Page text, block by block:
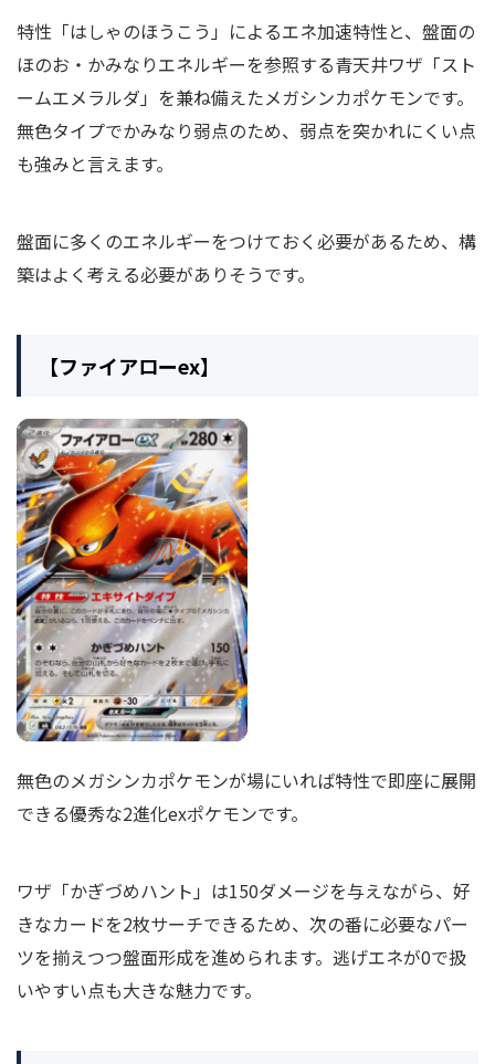
特性「はしゃのほうこう」によるエネ加速特性と、盤面の
ほのお・かみなりエネルギーを参照する青天井ワザ「スト
ームエメラルダ」を兼ね備えたメガシンカポケモンです。
無色タイプでかみなり弱点のため、弱点を突かれにくい点
も強みと言えます。
盤面に多くのエネルギーをつけておく必要があるため、構
築はよく考える必要がありそうです。
【ファイアローex】
無色のメガシンカポケモンが場にいれば特性で即座に展開
できる優秀な2進化exポケモンです。
ワザ「かぎづめハント」は150ダメージを与えながら、好
きなカードを2枚サーチできるため、次の番に必要なパー
ツを揃えつつ盤面形成を進められます。逃げエネが0で扱
いやすい点も大きな魅力です。